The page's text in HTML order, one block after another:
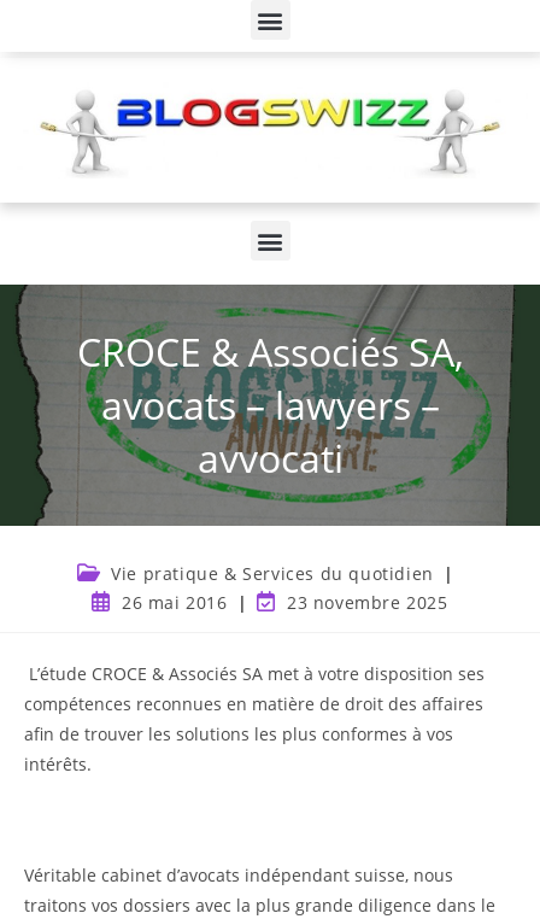
CROCE & Associés SA,
avocats – lawyers –
avvocati
Vie pratique & Services du quotidien
26 mai 2016
23 novembre 2025
L’étude CROCE & Associés SA met à votre disposition ses
compétences reconnues en matière de droit des affaires
afin de trouver les solutions les plus conformes à vos
intérêts.
Véritable cabinet d’avocats indépendant suisse, nous
traitons vos dossiers avec la plus grande diligence dans le